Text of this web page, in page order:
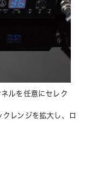
ルを任意にセレク
クレンジを拡大し、ロ